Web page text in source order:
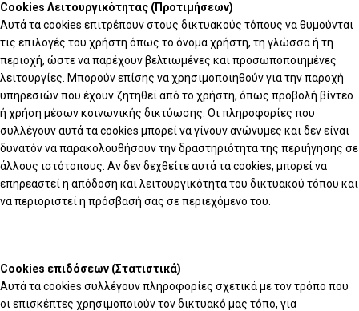
Cookies Λειτουργικότητας (Προτιμήσεων)
Αυτά τα cookies επιτρέπουν στους δικτυακούς τόπους να θυμούνται
τις επιλογές του χρήστη όπως το όνομα χρήστη, τη γλώσσα ή τη
περιοχή, ώστε να παρέχουν βελτιωμένες και προσωποποιημένες
λειτουργίες. Μπορούν επίσης να χρησιμοποιηθούν για την παροχή
υπηρεσιών που έχουν ζητηθεί από το χρήστη, όπως προβολή βίντεο
ή χρήση μέσων κοινωνικής δικτύωσης. Οι πληροφορίες που
συλλέγουν αυτά τα cookies μπορεί να γίνουν ανώνυμες και δεν είναι
δυνατόν να παρακολουθήσουν την δραστηριότητα της περιήγησης σε
άλλους ιστότοπους. Αν δεν δεχθείτε αυτά τα cookies, μπορεί να
επηρεαστεί η απόδοση και λειτουργικότητα του δικτυακού τόπου και
να περιοριστεί η πρόσβασή σας σε περιεχόμενο του.
Cookies επιδόσεων (Στατιστικά)
Αυτά τα cookies συλλέγουν πληροφορίες σχετικά με τον τρόπο που
οι επισκέπτες χρησιμοποιούν τον δικτυακό μας τόπο, για